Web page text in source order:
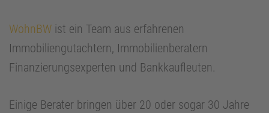
WohnBW ist ein Team aus erfahrenen
Immobiliengutachtern, Immobilienberatern
Finanzierungsexperten und Bankkaufleuten.
Einige Berater bringen über 20 oder sogar 30 Jahre